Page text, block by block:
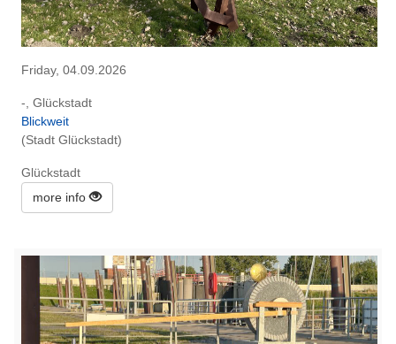
Friday, 04.09.2026
-, Glückstadt
Blickweit
(Stadt Glückstadt)
Glückstadt
more info